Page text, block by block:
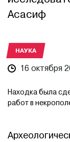
Асасиф
НАУКА
16 октября
Находка была
работ в